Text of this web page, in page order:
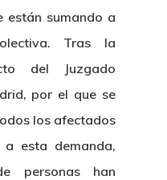
están sumando a
Tras la
del Juzgado
por el que se
los afectados
esta demanda,
personas han